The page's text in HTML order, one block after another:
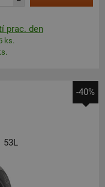
prac. den
ks.
-40%
53L